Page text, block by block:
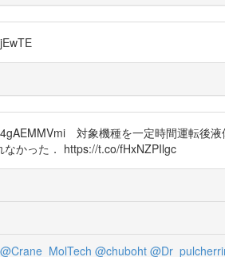
対象機種を一定時間運転後液
かった． https://t.co/fHxNZPIlgc
@Crane_MolTech @chuboht